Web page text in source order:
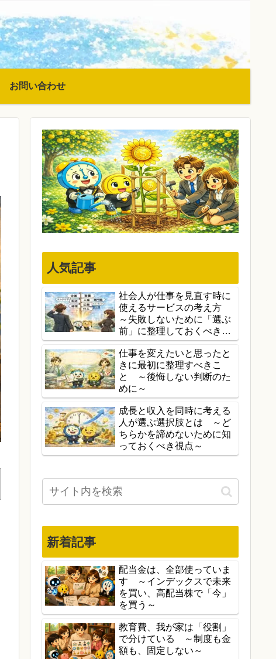
お問い合わせ
人気記事
社会人が仕事を見直す時に
使えるサービスの考え方
～失敗しないために「選ぶ
前」に整理しておくべきこ
と～
仕事を変えたいと思ったと
きに最初に整理すべきこ
と ～後悔しない判断のた
めに～
成長と収入を同時に考える
人が選ぶ選択肢とは ～ど
ちらかを諦めないために知
っておくべき視点～
新着記事
配当金は、全部使っていま
す ～インデックスで未来
を買い、高配当株で「今」
を買う～
教育費、我が家は「役割」
で分けている ～制度も金
額も、固定しない～